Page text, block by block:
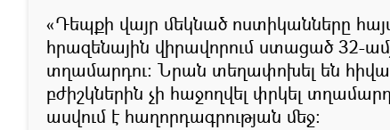
«Դեպքի վայր մեկնած ոստիկանները
հրազենային վիրավորում ստացած 32-
տղամարդու: Նրան տեղափոխել են
բժիշկներին չի հաջողվել փրկել
ասվում է հաղորդագրության մեջ։